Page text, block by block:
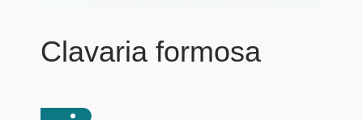
Clavaria formosa